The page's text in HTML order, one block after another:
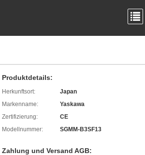
Produktdetails:
Herkunftsort:
Japan
Markenname:
Yaskawa
Zertifizierung:
CE
Modellnummer:
SGMM-B3SF13
Zahlung und Versand AGB: